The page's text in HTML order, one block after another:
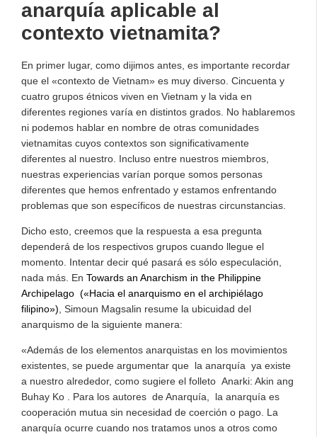
anarquía aplicable al
contexto vietnamita?
En primer lugar, como dijimos antes, es importante recordar
que el «contexto de Vietnam» es muy diverso. Cincuenta y
cuatro grupos étnicos viven en Vietnam y la vida en
diferentes regiones varía en distintos grados. No hablaremos
ni podemos hablar en nombre de otras comunidades
vietnamitas cuyos contextos son significativamente
diferentes al nuestro. Incluso entre nuestros miembros,
nuestras experiencias varían porque somos personas
diferentes que hemos enfrentado y estamos enfrentando
problemas que son específicos de nuestras circunstancias.
Dicho esto, creemos que la respuesta a esa pregunta
dependerá de los respectivos grupos cuando llegue el
momento. Intentar decir qué pasará es sólo especulación,
nada más. En Towards an Anarchism in the Philippine
Archipelago («Hacia el anarquismo en el archipiélago
filipino»), Simoun Magsalin resume la ubicuidad del
anarquismo de la siguiente manera:
«Además de los elementos anarquistas en los movimientos
existentes, se puede argumentar que la anarquía ya existe
a nuestro alrededor, como sugiere el folleto Anarki: Akin ang
Buhay Ko . Para los autores de Anarquía, la anarquía es
cooperación mutua sin necesidad de coerción o pago. La
anarquía ocurre cuando nos tratamos unos a otros como